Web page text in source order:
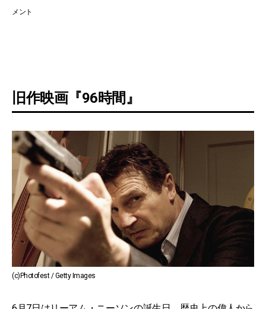
メント
旧作映画『96時間』
(c)Photofest / Getty Images